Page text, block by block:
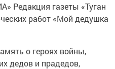
Редакция газеты «Туган
работ «Мой дедушка
о героях войны,
дедов и прадедов,